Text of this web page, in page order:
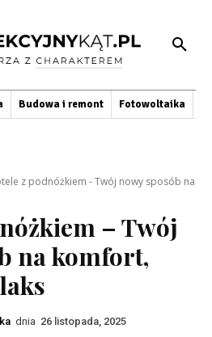
Budowa i remont Fotowoltaika
z podnóżkiem - Twój nowy sposób na
– Twój
na komfort,
dnia 26 listopada, 2025